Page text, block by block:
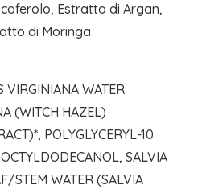
Estratto di Argan,
di Moringa
VIRGINIANA WATER
(WITCH HAZEL)
POLYGLYCERYL-10
SALVIA
STEM WATER (SALVIA